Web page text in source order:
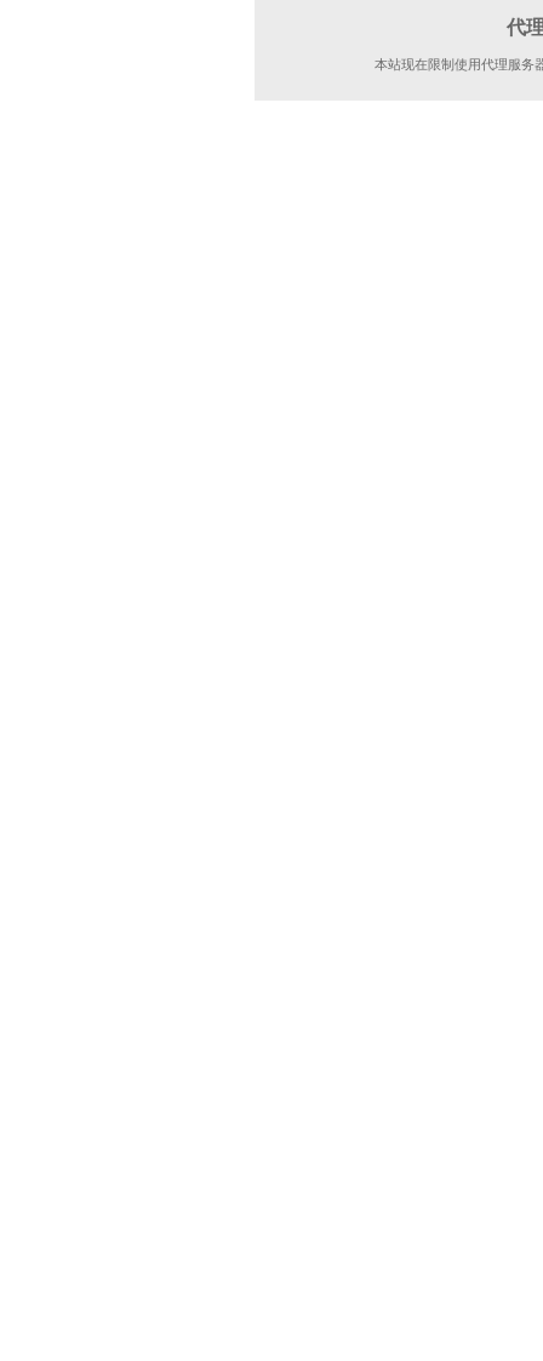
代
本站现在限制使用代理服务